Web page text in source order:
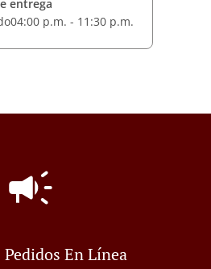
entrega
04:00 p.m. - 11:30 p.m.
Pedidos En Línea